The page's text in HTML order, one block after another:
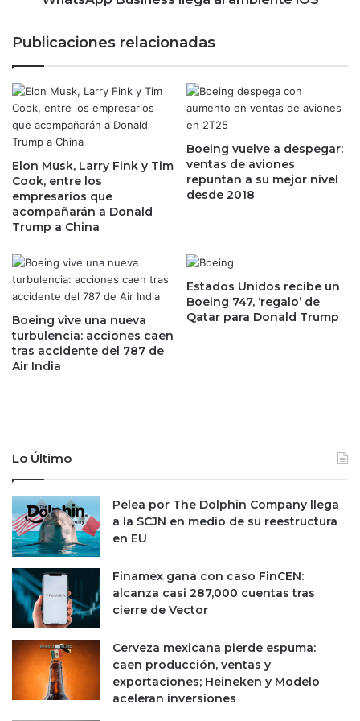
v
i
s
i
o
n
e
s
d
e
c
r
c
i
m
i
e
n
t
a
é
x
i
c
o
n
e
s
s
g
a
a
l
a
m
b
i
e
n
t
e
i
Publicaciones relacionadas
Elon Musk, Larry Fink y Tim
Cook, entre los
empresarios que
acompañarán a Donald
Trump a China
Boeing vuelve a despegar:
ventas de aviones
repuntan a su mejor nivel
desde 2018
Boeing vive una nueva
turbulencia: acciones caen
tras accidente del 787 de
Air India
Estados Unidos recibe un
Boeing 747, ‘regalo’ de
Qatar para Donald Trump
Lo Último
Pelea por The Dolphin Company llega
a la SCJN en medio de su reestructura
en EU
Finamex gana con caso FinCEN:
alcanza casi 287,000 cuentas tras
cierre de Vector
Cerveza mexicana pierde espuma:
caen producción, ventas y
exportaciones; Heineken y Modelo
aceleran inversiones